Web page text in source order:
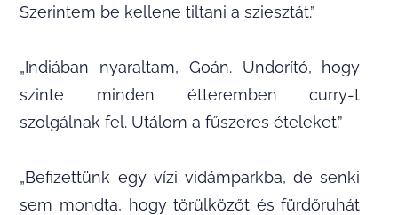
Szerintem be kellene tiltani a sziesztát.”
„Indiában nyaraltam, Goán. Undorító, hogy
szinte minden étteremben curry-t
szolgálnak fel. Utálom a fűszeres ételeket.”
„Befizettünk egy vízi vidámparkba, de senki
sem mondta, hogy törülközőt és fürdőruhát